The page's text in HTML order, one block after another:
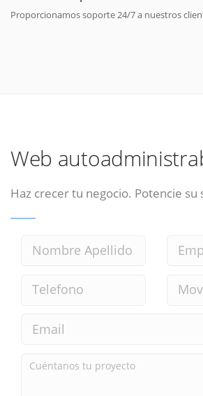
Proporcionamos soporte 24/7 a nuestros
Web
Haz crecer tu negocio. Potencie su